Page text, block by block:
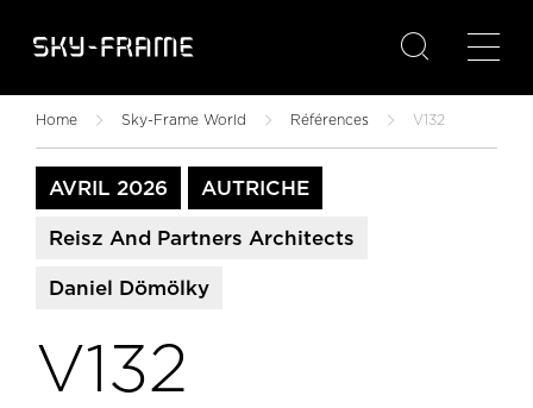

Home Sky-Frame World Références V132
AVRIL 2026 AUTRICHE
Reisz And Partners Architects
Daniel Dömölky
V132